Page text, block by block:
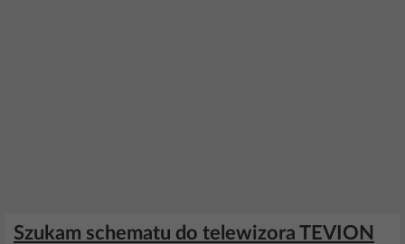
Szukam schematu do telewizora TEVION